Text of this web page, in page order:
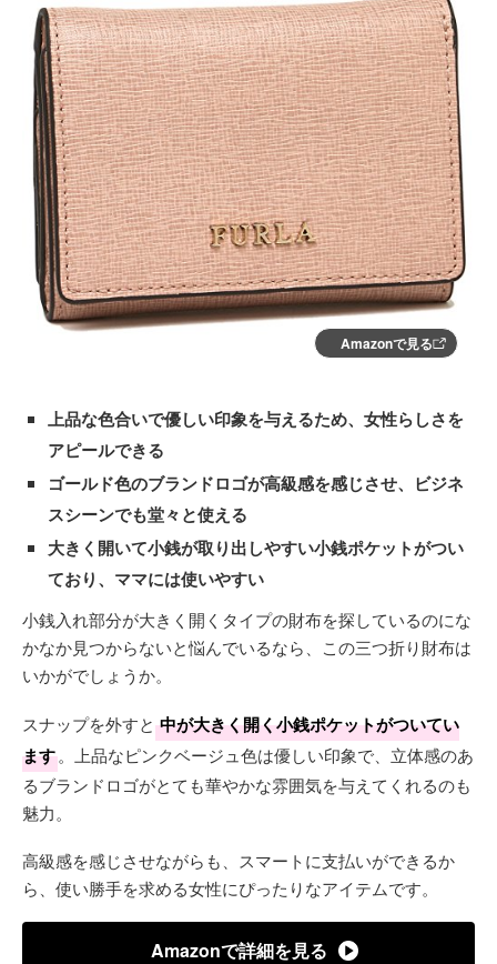
Amazonで見る
上品な色合いで優しい印象を与えるため、女性らしさを
アピールできる
ゴールド色のブランドロゴが高級感を感じさせ、ビジネ
スシーンでも堂々と使える
大きく開いて小銭が取り出しやすい小銭ポケットがつい
ており、ママには使いやすい
小銭入れ部分が大きく開くタイプの財布を探しているのにな
かなか見つからないと悩んでいるなら、この三つ折り財布は
いかがでしょうか。
スナップを外すと 中が大きく開く小銭ポケットがついてい
ます。上品なピンクベージュ色は優しい印象で、立体感のあ
るブランドロゴがとても華やかな雰囲気を与えてくれるのも
魅力。
高級感を感じさせながらも、スマートに支払いができるか
ら、使い勝手を求める女性にぴったりなアイテムです。
Amazonで詳細を見る